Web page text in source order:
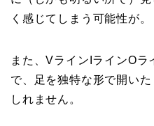
く感じてしまう可能性が。
また、VラインIラインO
で、足を独特な形で開い
しれません。